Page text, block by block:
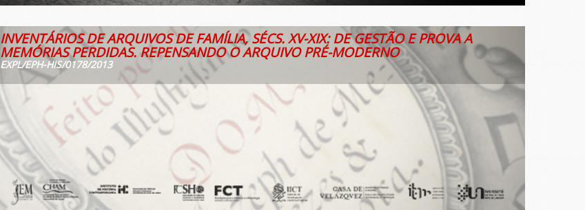
INVENTÁRIOS DE ARQUIVOS DE FAMÍLIA, SÉCS. XV-XIX: DE GESTÃO E PROVA A
MEMÓRIAS PERDIDAS. REPENSANDO O ARQUIVO PRÉ-MODERNO
EXPL/EPH-HIS/0178/2013